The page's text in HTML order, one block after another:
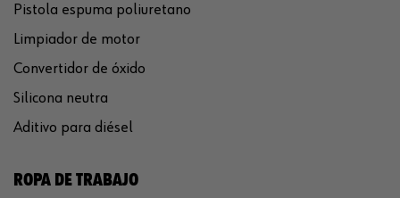
Pistola espuma poliuretano
Limpiador de motor
Convertidor de óxido
Silicona neutra
Aditivo para diésel
ROPA DE TRABAJO